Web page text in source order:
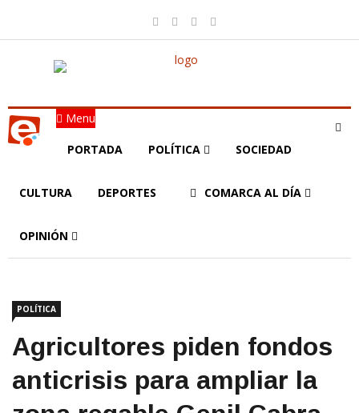
Menu
PORTADA POLÍTICA SOCIEDAD
CULTURA DEPORTES COMARCA AL DÍA
OPINIÓN
POLÍTICA
Agricultores piden fondos
anticrisis para ampliar la